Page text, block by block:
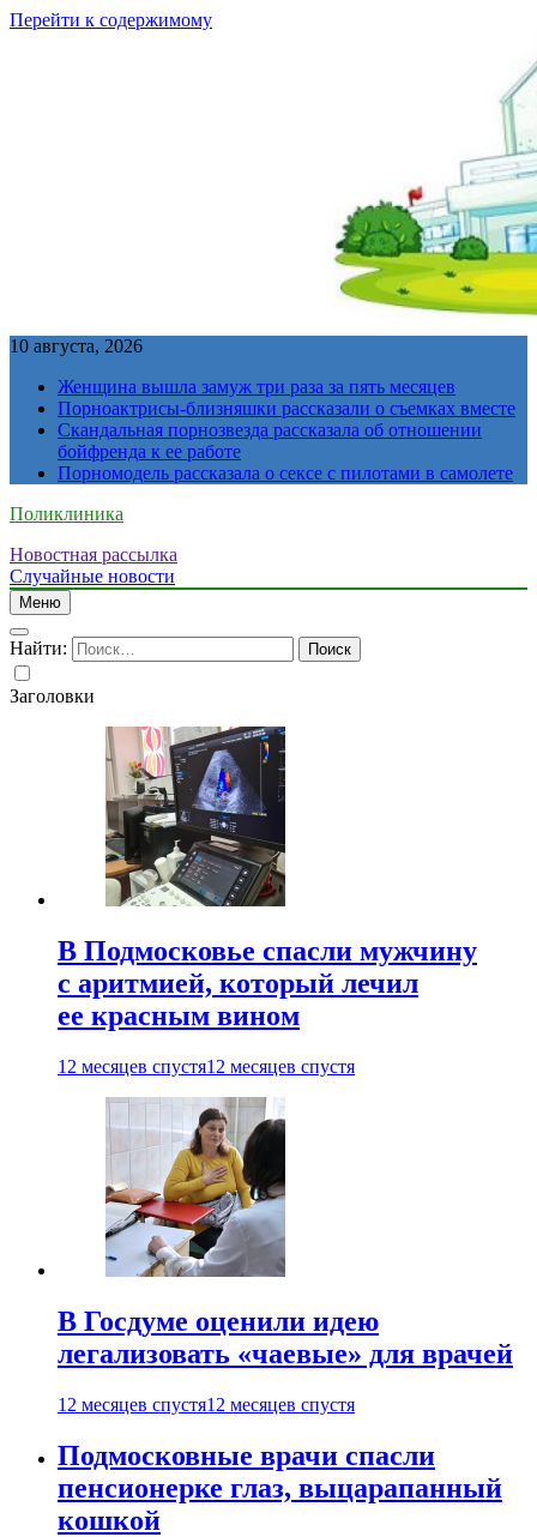
Перейти к содержимому
10 августа, 2026
Женщина вышла замуж три раза за пять месяцев
Порноактрисы-близняшки рассказали о съемках вместе
Скандальная порнозвезда рассказала об отношении
бойфренда к ее работе
Порномодель рассказала о сексе с пилотами в самолете
Поликлиника
Новостная рассылка
Случайные новости
Меню
Найти:
Заголовки
В Подмосковье спасли мужчину
с аритмией, который лечил
ее красным вином
12 месяцев спустя12 месяцев спустя
В Госдуме оценили идею
легализовать «чаевые» для врачей
12 месяцев спустя12 месяцев спустя
Подмосковные врачи спасли
пенсионерке глаз, выцарапанный
кошкой